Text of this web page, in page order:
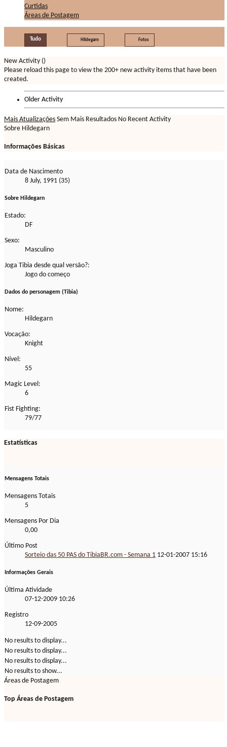
Curtidas
Áreas de Postagem
Tudo Hildegarn Fotos
New Activity ()
Please reload this page to view the 200+ new activity items that have been
created.
Older Activity
Mais Atualizações Sem Mais Resultados No Recent Activity
Sobre Hildegarn
Informações Básicas
Data de Nascimento
8 July, 1991 (35)
Sobre Hildegarn
Estado:
DF
Sexo:
Masculino
Joga Tibia desde qual versão?:
Jogo do começo
Dados do personagem (Tibia)
Nome:
Hildegarn
Vocação:
Knight
Nível:
55
Magic Level:
6
Fist Fighting:
79/77
Estatísticas
Mensagens Totais
Mensagens Totais
5
Mensagens Por Dia
0,00
Último Post
Sorteio das 50 PAS do TibiaBR.com - Semana 1 12-01-2007 15:16
Informações Gerais
Última Atividade
07-12-2009 10:26
Registro
12-09-2005
No results to display...
No results to display...
No results to display...
No results to show...
Áreas de Postagem
Top Áreas de Postagem